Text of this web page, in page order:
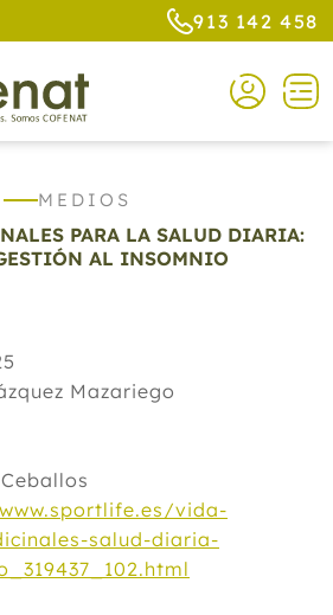
913 142 458
MEDIOS
PARA LA SALUD DIARIA:
AL INSOMNIO
Mazariego
vida-
salud-diaria-